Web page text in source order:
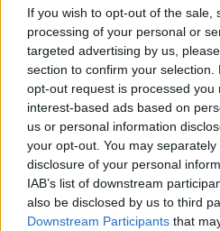
If you wish to opt-out of the sale,
processing of your personal or
targeted advertising by us,
section to confirm your
opt-out request is processed you
interest-based ads based on
us or personal information
your opt-out. You may
disclosure of your personal
IAB’s list of downstream
also be disclosed by us to third
Downstream Participants that
Το φρέσκο τυρί κρέμα που
Είναι τέλειο συνοδευτικό
συμπλήρωμα στα σάντουιτς
στιγμή της ημέρας και
υπέροχο τσιζκέικ.